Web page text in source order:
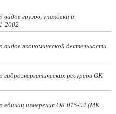
грузов, упаковки и
2002
экономической деятельности
ресурсов ОК
единиц измерения ОК 015-94 (МК